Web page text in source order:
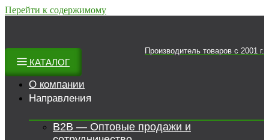
Перейти к содержимому
Производитель товаров c 2001 г.
КАТАЛОГ
О компании
Направления
B2B — Оптовые продажи и